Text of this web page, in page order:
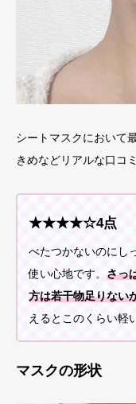
シートマスクにおいて
きめなどリアルな口コ
★★★★☆4点
べたつかないのにし
使い心地です。 さっ
方は若干物足りない
えるとこのくらい軽
マスクの形状